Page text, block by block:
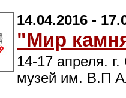
14.04.2016 -
"Мир
14-17 апреля.
музей им. В.П